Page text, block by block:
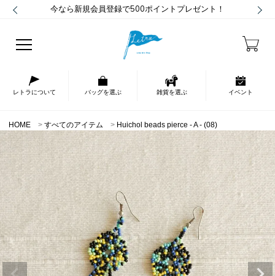
今なら新規会員登録で500ポイントプレゼント！
レトラについて バッグを選ぶ 雑貨を選ぶ イベント
HOME すべてのアイテム Huichol beads pierce - A - (08)